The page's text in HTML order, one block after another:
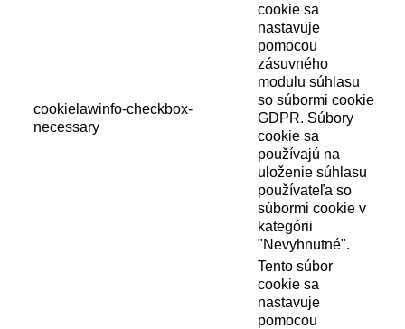
cookielawinfo-checkbox-
necessary
cookie sa
nastavuje
pomocou
zásuvného
modulu súhlasu
so súbormi cookie
GDPR. Súbory
cookie sa
používajú na
uloženie súhlasu
používateľa so
súbormi cookie v
kategórii
"Nevyhnutné".
Tento súbor
cookie sa
nastavuje
pomocou